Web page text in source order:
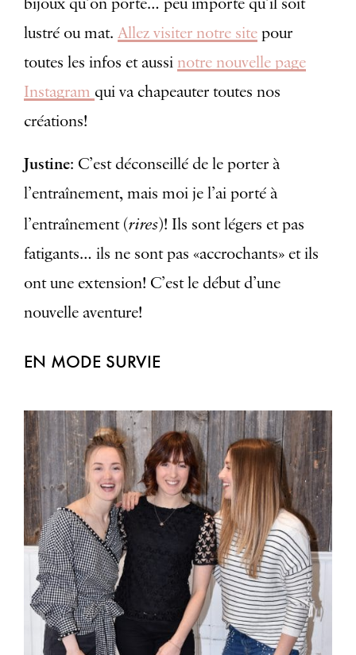
lustré ou mat. Allez visiter notre site pour
toutes les infos et aussi notre nouvelle page
Instagram qui va chapeauter toutes nos
créations!
Justine: C’est déconseillé de le porter à
l’entraînement, mais moi je l’ai porté à
l’entraînement (rires)! Ils sont légers et pas
fatigants… ils ne sont pas «accrochants» et ils
ont une extension! C’est le début d’une
nouvelle aventure!
EN MODE SURVIE